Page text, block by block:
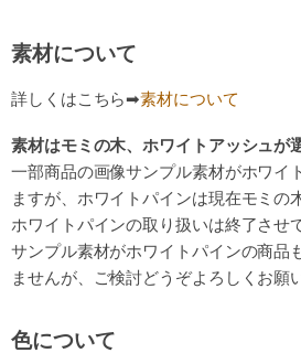
素材について
詳しくはこちら➡素材について
素材はモミの木、ホワイトアッシュが
一部商品の画像サンプル素材がホワイ
ますが、ホワイトパインは現在モミの
ホワイトパインの取り扱いは終了させ
サンプル素材がホワイトパインの商品
ませんが、ご検討どうぞよろしくお願
色について